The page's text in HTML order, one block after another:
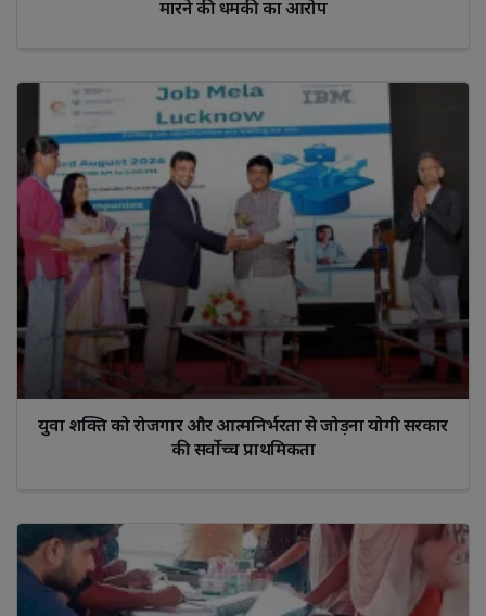
मारने की धमकी का आरोप
युवा शक्ति को रोजगार और आत्मनिर्भरता से जोड़ना योगी सरकार
की सर्वोच्च प्राथमिकता